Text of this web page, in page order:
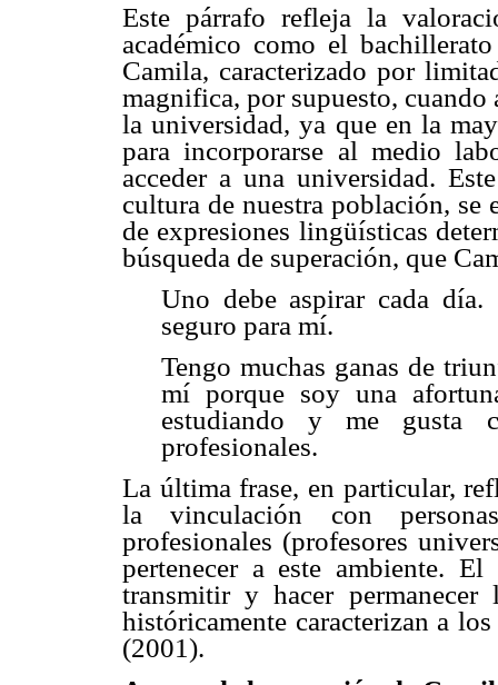
Este párrafo refleja la
académico como el
Camila, caracterizado por
magnifica, por supuesto,
la universidad, ya que en la
para incorporarse al medio
acceder a una universidad.
cultura de nuestra población, se
de expresiones lingüísticas
búsqueda de superación, que
Uno debe aspirar cada
seguro para mí.
Tengo muchas ganas de
mí porque soy una
estudiando y me gusta
profesionales.
La última frase, en particular,
la vinculación con
profesionales (profesores
pertenecer a este ambiente.
transmitir y hacer
históricamente caracterizan a
(2001).